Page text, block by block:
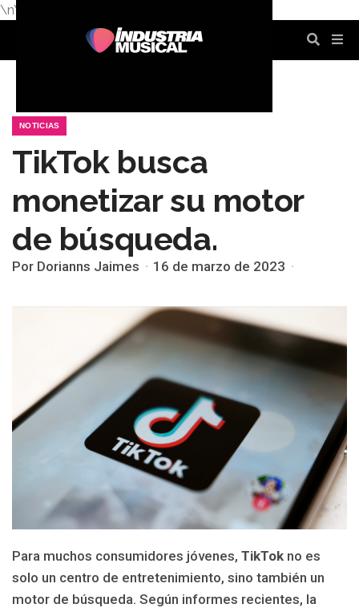
\n\n
NOTICIAS
TikTok busca
monetizar su motor
de búsqueda.
Por Dorianns Jaimes 16 de marzo de 2023
Para muchos consumidores jóvenes, TikTok no es
solo un centro de entretenimiento, sino también un
motor de búsqueda. Según informes recientes, la